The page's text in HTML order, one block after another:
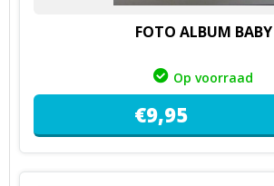
FOTO ALBUM BABY
Op voorraad
€9,95